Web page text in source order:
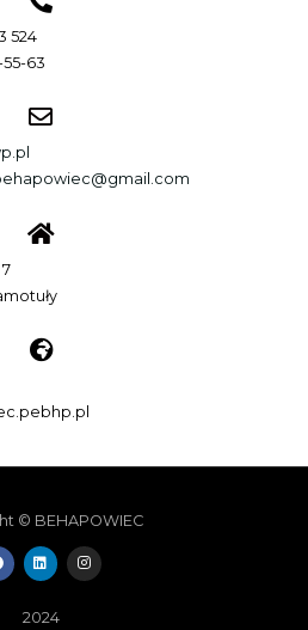
524
55-63
© BEHAPOWIEC
L
i
n
e
d
I
n
s
2024